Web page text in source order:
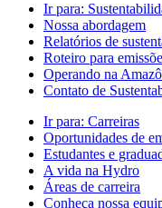
Ir para:
Nossa abordagem
Relatórios de
Roteiro para
Operando na
Contato de
Ir para: Carreiras
Oportunidades de
Estudantes e
A vida na Hydro
Áreas de carreira
Conheça nossa